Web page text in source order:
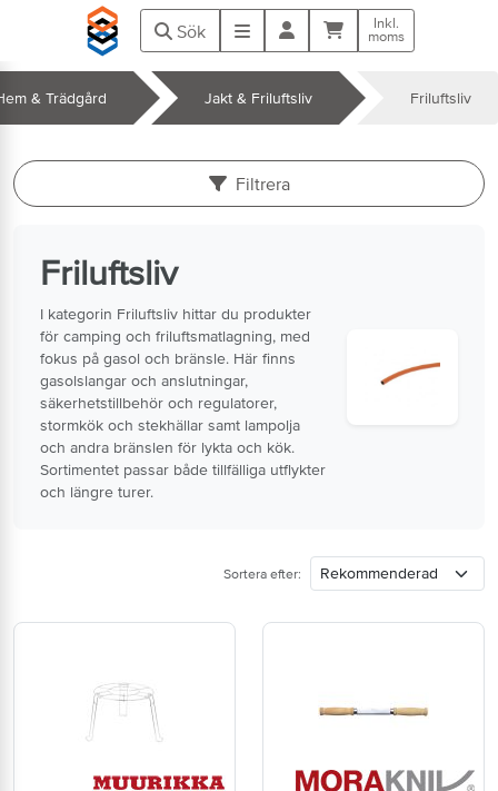
Hoppa till huvudinnehåll
Sök Meny Kundvagn
Inkl.
moms
& Trädgård Jakt & Friluftsliv Friluftsliv
Filtrera
Friluftsliv
I kategorin Friluftsliv hittar du produkter
för camping och friluftsmatlagning, med
fokus på gasol och bränsle. Här finns
gasolslangar och anslutningar,
säkerhetstillbehör och regulatorer,
stormkök och stekhällar samt lampolja
och andra bränslen för lykta och kök.
Sortimentet passar både tillfälliga utflykter
och längre turer.
Sortera efter: